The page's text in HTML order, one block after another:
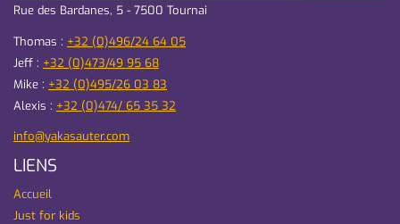
Rue des Bardanes, 5 - 7500 Tournai
Thomas : +32 (0)496/24 64 05
Jeff : +32 (0)473/49 95 68
Mike : +32 (0)495/26 03 83
Alexis : +32 (0)474/ 65 35 32
info@yakasauter.com
LIENS
Accueil
Just for kids